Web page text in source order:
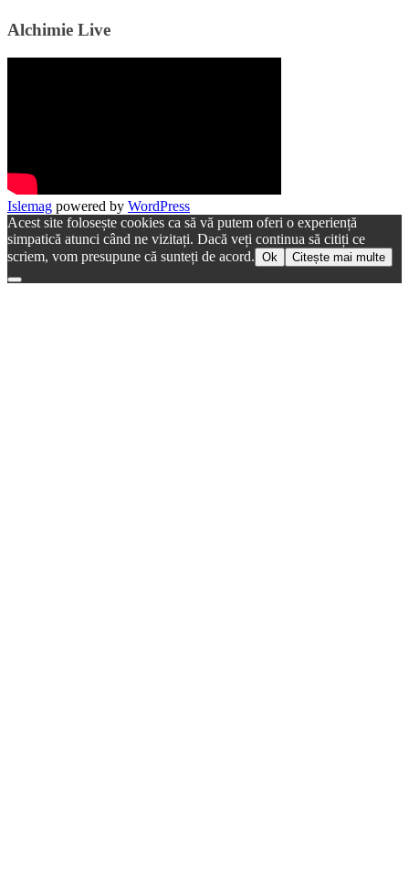
Alchimie Live
Islemag powered by WordPress
Acest site folosește cookies ca să vă putem oferi o experiență
simpatică atunci când ne vizitați. Dacă veți continua să citiți ce
scriem, vom presupune că sunteți de acord. Ok Citește mai multe